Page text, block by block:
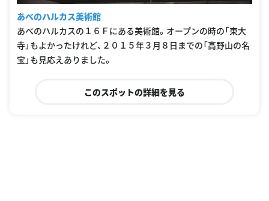
あべのハルカス美術館
あべのハルカスの１６Ｆにある美術館。オープンの時の「東大
寺」もよかったけれど、２０１５年３月８日までの「高野山の名
宝」も見応えありました。
このスポットの詳細を見る